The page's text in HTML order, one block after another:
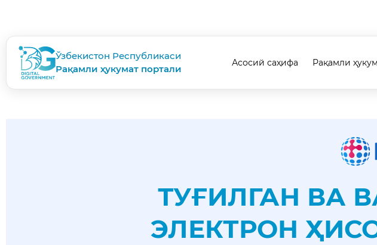
Ўзбекистон Республикаси
Рақамли ҳукумат портали
Асосий саҳифа Рақамли
ТУҒИЛГАН ВА
ЭЛЕКТРОН